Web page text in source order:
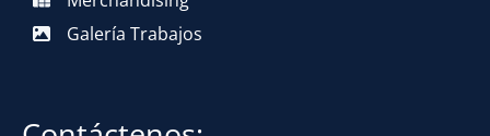
Galería Trabajos